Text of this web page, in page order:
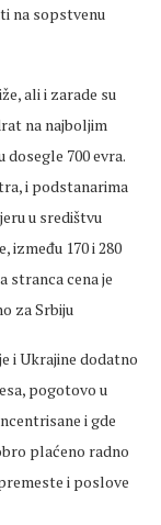
na sopstvenu
ali i zarade su
na najboljim
dosegle 700 evra.
i podstanarima
u središtvu
između 170 i 280
stranca cena je
za Srbiju
i Ukrajine dodatno
pogotovo u
i gde
plaćeno radno
i poslove